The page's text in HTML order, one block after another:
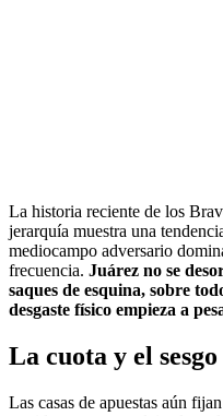
La historia reciente de los
jerarquía muestra una
mediocampo adversario
frecuencia. Juárez no se
saques de esquina, sobre
desgaste físico empieza a
La cuota y el
Las casas de apuestas aún